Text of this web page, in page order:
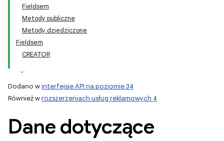
Fieldsem
Metody publiczne
Metody dziedziczone
Fieldsem
CREATOR
Dodano winterfejsie API na poziomie 34
Również wrozszerzeniach usług reklamowych 4
Dane dotyczące